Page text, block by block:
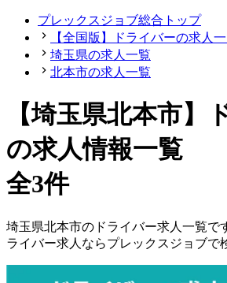
プレックスジョブ総合トップ
【全国版】ドライバーの求人
埼玉県の求人一覧
北本市の求人一覧
【埼玉県北本市】
の求人情報一覧
全3件
埼玉県北本市の ドライバー求人一覧で
ライバー求人ならプレックスジョブで